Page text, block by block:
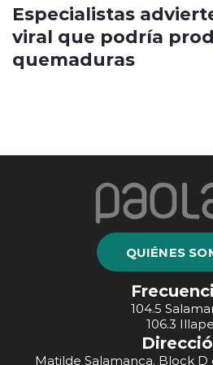
Especialistas
viral que podría
quemaduras
QUIÉNES
104.5
106.3
Matilde Salamanca, Block